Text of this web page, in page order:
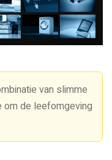
van slimme
om de leefomgeving